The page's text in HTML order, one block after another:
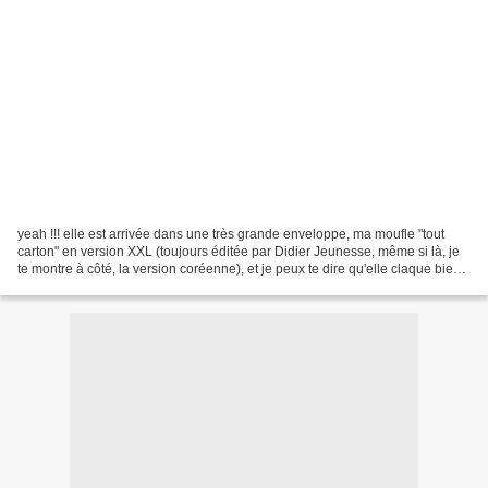
yeah !!! elle est arrivée dans une très grande enveloppe, ma moufle "tout
carton" en version XXL (toujours éditée par Didier Jeunesse, même si là, je
te montre à côté, la version coréenne), et je peux te dire qu'elle claque bien !